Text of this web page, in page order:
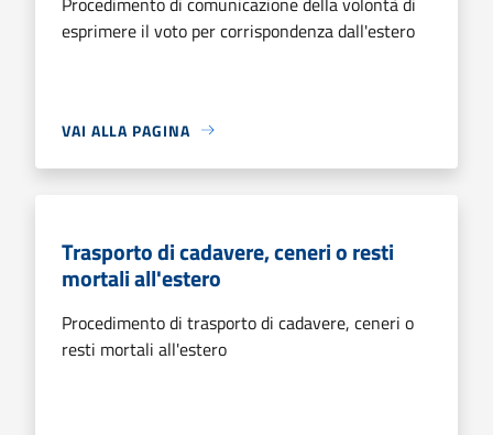
esprimere il voto per corrispondenza dall'estero
VAI ALLA PAGINA
Trasporto di cadavere, ceneri o resti
mortali all'estero
Procedimento di trasporto di cadavere, ceneri o
resti mortali all'estero